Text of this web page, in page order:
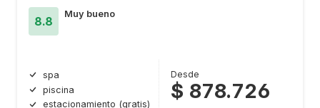
8.8
Muy bueno
spa
piscina
estacionamiento (gratis)
Desde
$ 878.726